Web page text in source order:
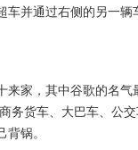
车并通过右侧的另一
来家，其中谷歌的名
务货车、大巴车、公
锅。